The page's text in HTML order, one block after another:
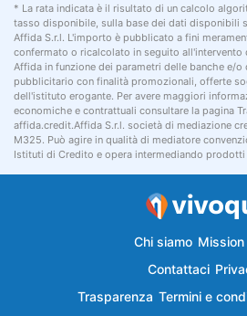
* La rata indicata è il risultato di un calcolo
tasso disponibile, sulla base dei dati disponibili
Affida S.r.l. L'importo è pubblicato a fini
confermato o ricalcolato in seguito all'intervento
Affida in funzione dei parametri delle banche e/
pubblicitario con finalità promozionali, offerte
dell'istituto erogante. Per avere maggiori
economiche e contrattuali consultare la pagina
affida.credit.Affida S.r.l. società di mediazione
M325. Può agire in qualità di mediatore
Istituti di Credito e opera intermediando
Chi siamo Mission
Contattaci
Trasparenza Termini e